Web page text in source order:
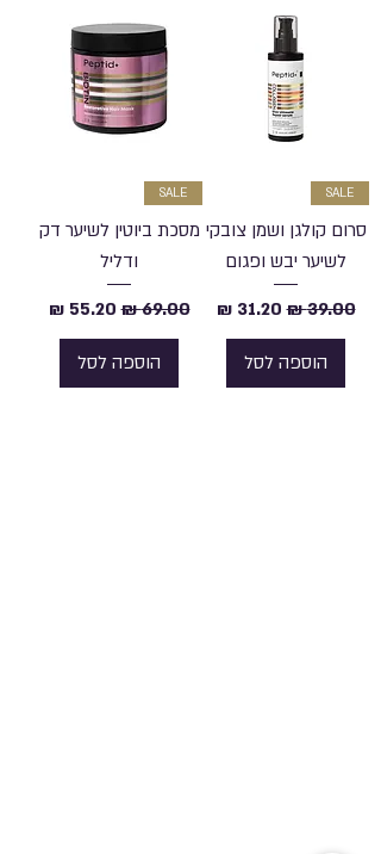
SALE
סרום קולגן ושמן צובקי
לשיער יבש ופגום
מחיר רגיל‏39.00 ‏₪ מחיר מבצע
הוספה לסל
SALE
מסכת ביוטין לשיער דק
ודליל
מחיר רגיל‏69.00 ‏₪ מחיר מבצע
הוספה לסל